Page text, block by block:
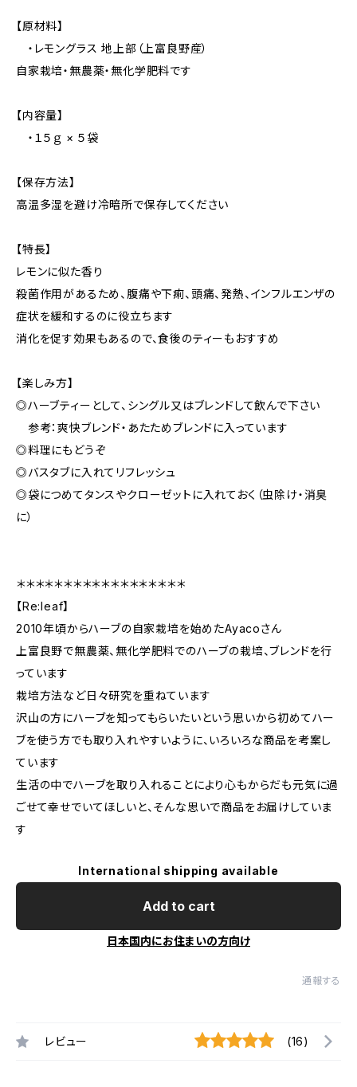
【原材料】
・レモングラス 地上部（上富良野産）
自家栽培・無農薬・無化学肥料です
【内容量】
・１５ｇ‪‪ × ５袋
【保存方法】
高温多湿を避け冷暗所で保存してください
【特長】
レモンに似た香り
殺菌作用があるため、腹痛や下痢、頭痛、発熱、インフルエンザの
症状を緩和するのに役立ちます
消化を促す効果もあるので、食後のティーもおすすめ
【楽しみ方】
◎ハーブティーとして、シングル又はブレンドして飲んで下さい
参考：爽快ブレンド・あたためブレンドに入っています
◎料理にもどうぞ
◎バスタブに入れてリフレッシュ
◎袋につめてタンスやクローゼットに入れておく（虫除け・消臭
に）
＊＊＊＊＊＊＊＊＊＊＊＊＊＊＊＊＊＊
【Re:leaf】
2010年頃からハーブの自家栽培を始めたAyacoさん
上富良野で無農薬、無化学肥料でのハーブの栽培、ブレンドを行
っています
栽培方法など日々研究を重ねています
沢山の方にハーブを知ってもらいたいという思いから初めてハー
ブを使う方でも取り入れやすいように、いろいろな商品を考案し
ています
生活の中でハーブを取り入れることにより心もからだも元気に過
ごせて幸せでいてほしいと、そんな思いで商品をお届けしていま
す
International shipping available
Add to cart
日本国内にお住まいの方向け
通報する
レビュー (16)